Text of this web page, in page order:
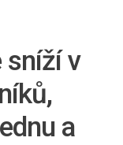
sníží v
a